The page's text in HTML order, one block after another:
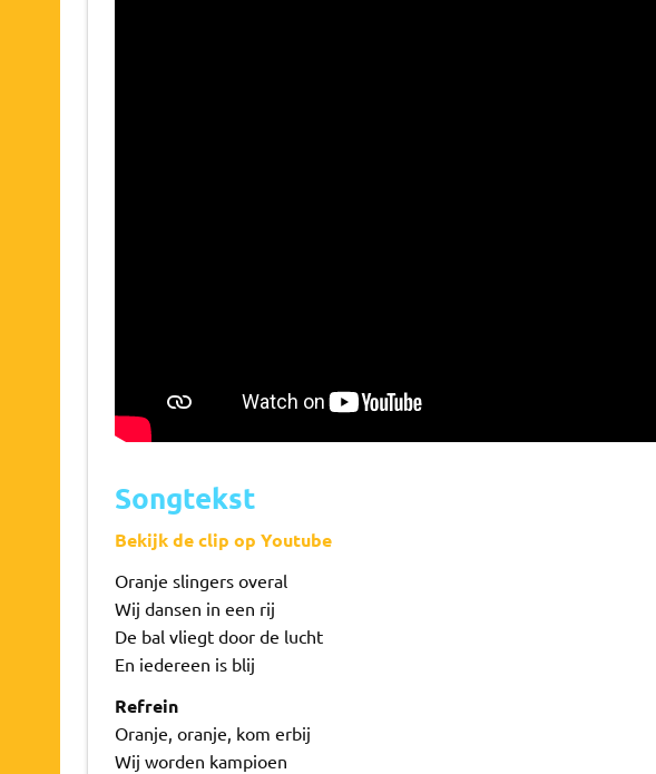
Songtekst
Bekijk de clip op Youtube
Oranje slingers overal
Wij dansen in een rij
De bal vliegt door de lucht
En iedereen is blij
Refrein
Oranje, oranje, kom erbij
Wij worden kampioen